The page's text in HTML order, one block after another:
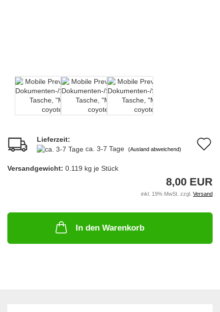
Lieferzeit:
ca. 3-7 Tage
(Ausland abweichend)
Versandgewicht: 0.119 kg je Stück
8,00 EUR
inkl. 19% MwSt. zzgl. Versand
In den Warenkorb